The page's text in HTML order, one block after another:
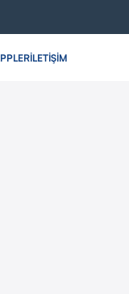
İLETİŞİM